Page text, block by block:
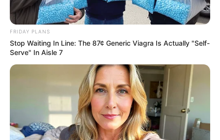
Top 8 Movies Based On Real Life. You Have To
Watch Them!
FRIDAY PLANS
Stop Waiting In Line: The 87¢ Generic Viagra Is Actually "Self-
Serve" In Aisle 7